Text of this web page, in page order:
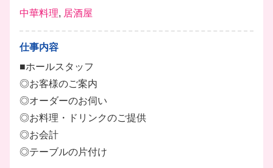
中華料理, 居酒屋
仕事内容
■ホールスタッフ
◎お客様のご案内
◎オーダーのお伺い
◎お料理・ドリンクのご提供
◎お会計
◎テーブルの片付け